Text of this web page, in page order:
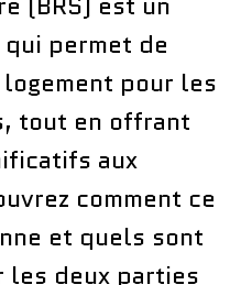
permet de
pour les
tout en offrant
aux
comment ce
et quels sont
les deux parties